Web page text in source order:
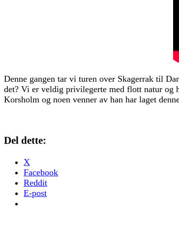
Denne gangen tar vi turen over Skagerrak til
det? Vi er veldig privilegerte med flott natur og
Korsholm og noen venner av han har laget
Del dette:
X
Facebook
Reddit
E-post